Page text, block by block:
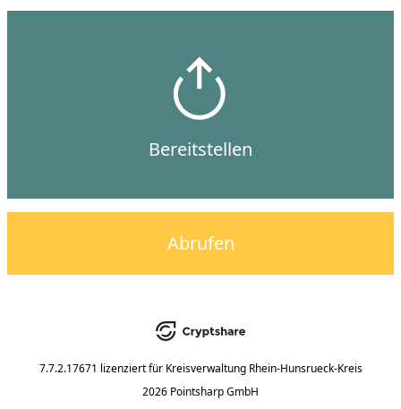
Bereitstellen
Abrufen
7.7.2.17671 lizenziert für Kreisverwaltung Rhein-Hunsrueck-Kreis
2026 Pointsharp GmbH